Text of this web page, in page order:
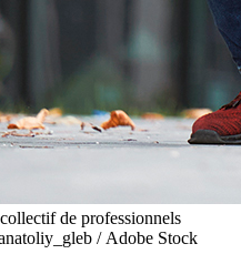
de professionnels
/ Adobe Stock